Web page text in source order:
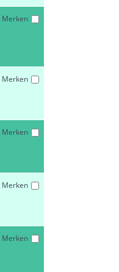
Merken
Merken
Merken
Merken
Merken